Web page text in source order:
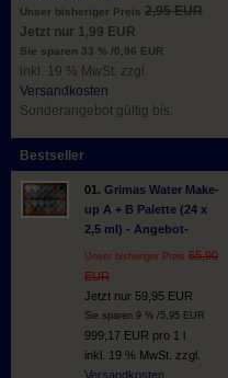
Unser bisheriger Preis 2,95 EUR
Jetzt nur 1,99 EUR
Sie sparen 33 % /0,96 EUR
inkl. 19 % MwSt. zzgl.
Versandkosten
Sonderangebot gültig bis:
Bestseller
01. Grimas Water Make-
up A + B Palette (24 x
2,5 ml) - Angebot-
Unser bisheriger Preis 65,90
EUR
Jetzt nur 59,95 EUR
Sie sparen 9 % /5,95 EUR
999,17 EUR pro 1 l
inkl. 19 % MwSt. zzgl.
Versandkosten